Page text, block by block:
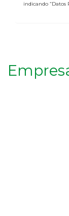
indicando “Datos